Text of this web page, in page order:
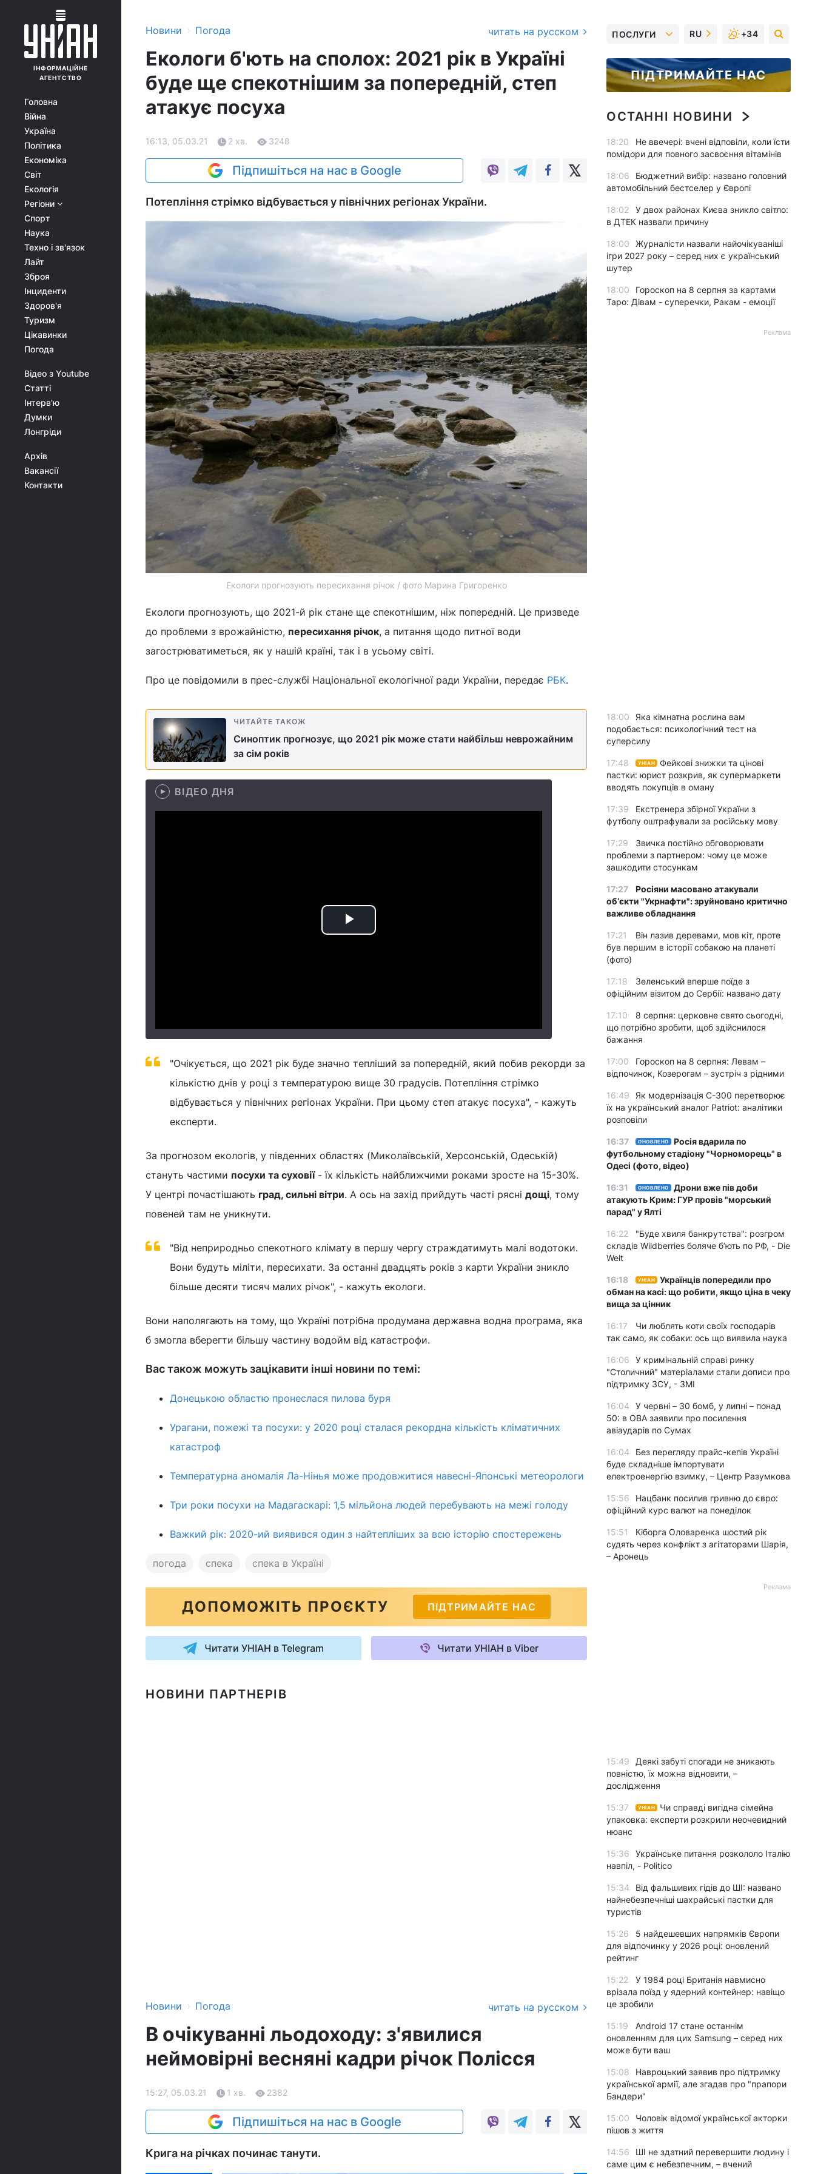
ІНФОРМАЦІЙНЕ
АГЕНТСТВО
Головна
Війна
Україна
Політика
Економіка
Світ
Екологія
Регіони
Спорт
Наука
Техно і зв'язок
Лайт
Зброя
Інциденти
Здоров'я
Туризм
Цікавинки
Погода
Відео з Youtube
Статті
Інтерв'ю
Думки
Лонгріди
Архів
Вакансії
Контакти
Новини › Погода читать на русском
Екологи б'ють на сполох: 2021 рік в Україні
буде ще спекотнішим за попередній, степ
атакує посуха
16:13, 05.03.21 2 хв. 3248
Підпишіться на нас в Google
Потепління стрімко відбувається у північних регіонах України.
Екологи прогнозують пересихання річок / фото Марина Григоренко
Екологи прогнозують, що 2021-й рік стане ще спекотнішим, ніж попередній. Це призведе
до проблеми з врожайністю, пересихання річок, а питання щодо питної води
загострюватиметься, як у нашій країні, так і в усьому світі.
Про це повідомили в прес-службі Національної екологічної ради України, передає РБК.
ЧИТАЙТЕ ТАКОЖ
Синоптик прогнозує, що 2021 рік може стати найбільш неврожайним
за сім років
ВІДЕО ДНЯ
Play
"Очікується, що 2021 рік буде значно тепліший за попередній, який побив рекорди за
кількістю днів у році з температурою вище 30 градусів. Потепління стрімко
відбувається у північних регіонах України. При цьому степ атакує посуха", - кажуть
експерти.
За прогнозом екологів, у південних областях (Миколаївській, Херсонській, Одеській)
стануть частими посухи та суховії- їх кількість найближчими роками зросте на 15-30%.
У центрі почастішають град, сильні вітри. А ось на захід прийдуть часті рясні дощі, тому
повеней там не уникнути.
"Від неприродньо спекотного клімату в першу чергу страждатимуть малі водотоки.
Вони будуть міліти, пересихати. За останні двадцять років з карти України зникло
більше десяти тисяч малих річок", - кажуть екологи.
Вони наполягають на тому, що Україні потрібна продумана державна водна програма, яка
б змогла вберегти більшу частину водойм від катастрофи.
Вас також можуть зацікавити інші новини по темі:
Донецькою областю пронеслася пилова буря
Урагани, пожежі та посухи: у 2020 році сталася рекордна кількість кліматичних
катастроф
Температурна аномалія Ла-Нінья може продовжитися навесні-Японські метеорологи
Три роки посухи на Мадагаскарі: 1,5 мільйона людей перебувають на межі голоду
Важкий рік: 2020-ий виявився один з найтепліших за всю історію спостережень
погода спека спека в Україні
ДОПОМОЖІТЬ ПРОЄКТУ ПІДТРИМАЙТЕ НАС
Читати УНІАН в Telegram Читати УНІАН в Viber
НОВИНИ ПАРТНЕРІВ
Новини › Погода читать на русском
В очікуванні льодоходу: з'явилися
неймовірні весняні кадри річок Полісся
15:27, 05.03.21 1 хв. 2382
Підпишіться на нас в Google
Крига на річках починає танути.
ПОСЛУГИ RU +34
ПІДТРИМАЙТЕ НАС
ОСТАННІ НОВИНИ
18:20
Не ввечері: вчені відповіли, коли їсти
помідори для повного засвоєння вітамінів
18:06
Бюджетний вибір: названо головний
автомобільний бестселер у Європі
18:02
У двох районах Києва зникло світло:
в ДТЕК назвали причину
18:00
Журналісти назвали найочікуваніші
ігри 2027 року – серед них є український
шутер
18:00
Гороскоп на 8 серпня за картами
Таро: Дівам - суперечки, Ракам - емоції
Реклама
18:00
Яка кімнатна рослина вам
подобається: психологічний тест на
суперсилу
17:48 УНІАН
Фейкові знижки та цінові
пастки: юрист розкрив, як супермаркети
вводять покупців в оману
17:39
Екстренера збірної України з
футболу оштрафували за російську мову
17:29
Звичка постійно обговорювати
проблеми з партнером: чому це може
зашкодити стосункам
17:27
Росіяни масовано атакували
обʼєкти "Укрнафти": зруйновано критично
важливе обладнання
17:21
Він лазив деревами, мов кіт, проте
був першим в історії собакою на планеті
(фото)
17:18
Зеленський вперше поїде з
офіційним візитом до Сербії: названо дату
17:10
8 серпня: церковне свято сьогодні,
що потрібно зробити, щоб здійснилося
бажання
17:00
Гороскоп на 8 серпня: Левам –
відпочинок, Козерогам – зустріч з рідними
16:49
Як модернізація С-300 перетворює
їх на український аналог Patriot: аналітики
розповіли
16:37 ОНОВЛЕНО
Росія вдарила по
футбольному стадіону "Чорноморець" в
Одесі (фото, відео)
16:31 ОНОВЛЕНО
Дрони вже пів доби
атакують Крим: ГУР провів "морський
парад" у Ялті
16:22
"Буде хвиля банкрутства": розгром
складів Wildberries боляче бʼють по РФ, - Die
Welt
16:18 УНІАН
Українців попередили про
обман на касі: що робити, якщо ціна в чеку
вища за цінник
16:17
Чи люблять коти своїх господарів
так само, як собаки: ось що виявила наука
16:06
У кримінальній справі ринку
"Столичний" матеріалами стали дописи про
підтримку ЗСУ, - ЗМІ
16:04
У червні – 30 бомб, у липні – понад
50: в ОВА заявили про посилення
авіаударів по Сумах
16:04
Без перегляду прайс-кепів Україні
буде складніше імпортувати
електроенергію взимку, – Центр Разумкова
15:56
Нацбанк посилив гривню до євро:
офіційний курс валют на понеділок
15:51
Кіборга Оловаренка шостий рік
судять через конфлікт з агітаторами Шарія,
– Аронець
Реклама
15:49
Деякі забуті спогади не зникають
повністю, їх можна відновити, –
дослідження
15:37 УНІАН
Чи справді вигідна сімейна
упаковка: експерти розкрили неочевидний
нюанс
15:36
Українське питання розкололо Італію
навпіл, - Politico
15:34
Від фальшивих гідів до ШІ: названо
найнебезпечніші шахрайські пастки для
туристів
15:26
5 найдешевших напрямків Європи
для відпочинку у 2026 році: оновлений
рейтинг
15:22
У 1984 році Британія навмисно
врізала поїзд у ядерний контейнер: навіщо
це зробили
15:19
Android 17 стане останнім
оновленням для цих Samsung – серед них
може бути ваш
15:08
Навроцький заявив про підтримку
української армії, але згадав про "прапори
Бандери"
15:00
Чоловік відомої української акторки
пішов з життя
14:56
ШІ не здатний перевершити людину і
саме цим є небезпечним, – вчений